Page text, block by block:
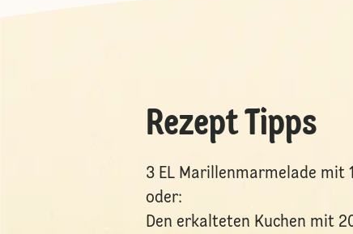
Rezept Tipps
3 EL Marillenmarmelade mit
oder:
Den erkalteten Kuchen mit